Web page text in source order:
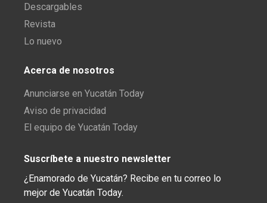
Descargables
Revista
Lo nuevo
Acerca de nosotros
Anunciarse en Yucatán Today
Aviso de privacidad
El equipo de Yucatán Today
Suscríbete a nuestro newsletter
¿Enamorado de Yucatán? Recibe en tu correo lo
mejor de Yucatán Today.